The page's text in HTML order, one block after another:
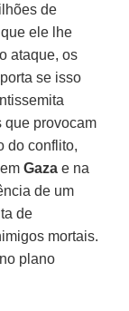
de
ele lhe
ataque, os
se isso
que provocam
do conflito,
emGaza e na
de um
de
mortais.
plano